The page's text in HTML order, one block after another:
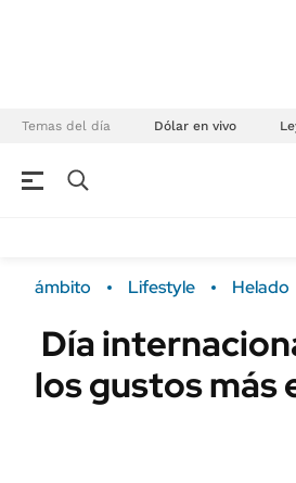
Temas del día Dólar en vivo
Campo
FINANZAS
ámbito Lifestyle Helado
Día
los gustos más